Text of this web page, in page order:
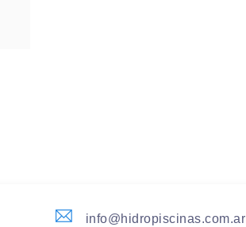
info@hidropiscinas.com.ar